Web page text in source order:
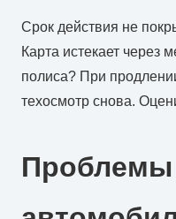
Срок действия не
Карта истекает через
полиса? При
техосмотр снова.